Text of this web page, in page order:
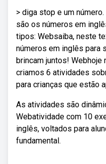
> diga stop e um
são os números em
tipos: Websaiba, neste
números em inglês para
brincam juntos!
criamos 6 atividades
para crianças que estão
As atividades são
Webatividade com 10
inglês, voltados para
fundamental.